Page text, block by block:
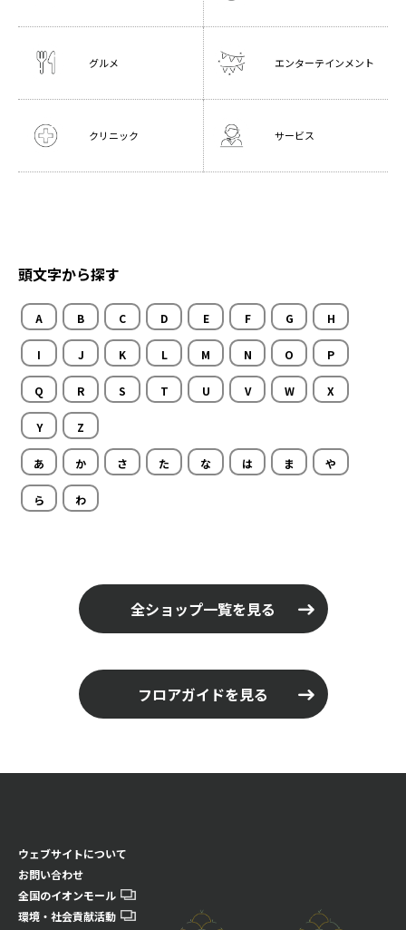
グルメ エンターテインメント
クリニック サービス
頭文字から探す
A B C D E F G H
I J K L M N O P
Q R S T U V W X
Y Z
あ か さ た な は ま や
ら わ
全ショップ一覧を見る
フロアガイドを見る
ウェブサイトについて
お問い合わせ
全国のイオンモール
環境・社会貢献活動